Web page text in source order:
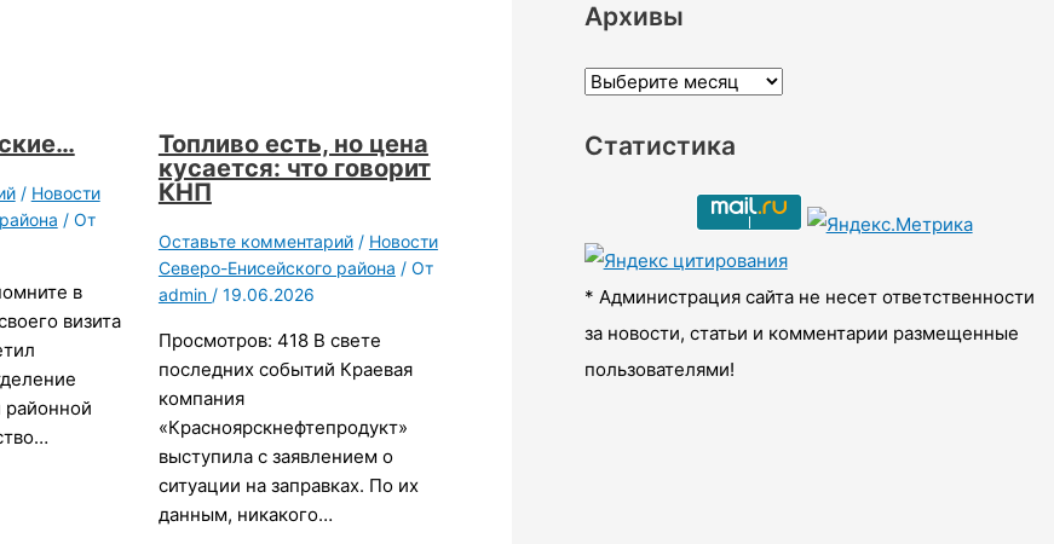
/ Новости
/ От
в
визита
Топливо есть, но цена
кусается: что говорит
КНП
Оставьте комментарий / Новости
Северо-Енисейского района / От
admin / 19.06.2026
Просмотров: 418 В свете
последних событий Краевая
компания
«Красноярскнефтепродукт»
выступила с заявлением о
ситуации на заправках. По их
данным, никакого…
Архивы
А
х
ы
Статистика
* Администрация сайта не несет ответственности
за новости, статьи и комментарии размещенные
пользователями!